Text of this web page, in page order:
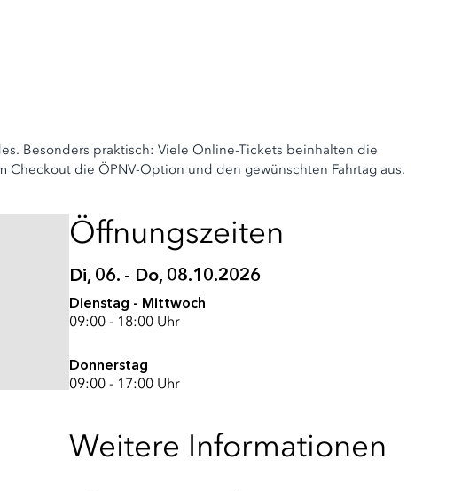
Besonders praktisch: Viele Online-Tickets beinhalten die
Checkout die ÖPNV-Option und den gewünschten Fahrtag aus.
Öffnungszeiten
Di, 06. - Do, 08.10.2026
Dienstag - Mittwoch
09:00 - 18:00 Uhr
Donnerstag
09:00 - 17:00 Uhr
Weitere Informationen